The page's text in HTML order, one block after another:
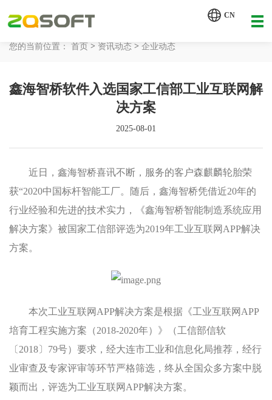
CN
工业AI
解决方案
资讯动态
关于我们
您的当前位置： 首页 > 资讯动态 > 企业动态
鑫海智桥软件入选国家工信部工业互联网解
决方案
2025-08-01
近日，鑫海智桥喜讯不断，服务的客户森麒麟轮胎荣
获“2020中国标杆智能工厂。随后，鑫海智桥凭借近20年的
行业经验和先进的技术实力，《鑫海智桥智能制造系统应用
解决方案》被国家工信部评选为2019年工业互联网APP解决
方案。
本次工业互联网APP解决方案是根据《工业互联网APP
培育工程实施方案（2018-2020年）》（工信部信软
〔2018〕79号）要求，经大连市工业和信息化局推荐，经行
业审查及专家评审等环节严格筛选，终从全国众多方案中脱
颖而出，评选为工业互联网APP解决方案。
【AI 智能体重塑企业运营管理.pdf】
详情致电 400-107-7178